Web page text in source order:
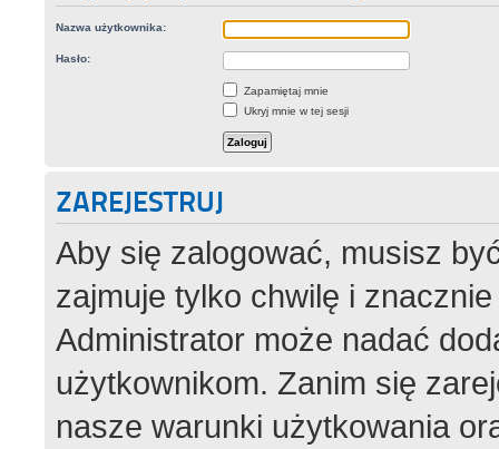
Nazwa użytkownika:
Hasło:
Zapamiętaj mnie
Ukryj mnie w tej sesji
ZAREJESTRUJ
Aby się zalogować, musisz
zajmuje tylko chwilę i
Administrator może nadać
użytkownikom. Zanim się
nasze warunki użytkowania